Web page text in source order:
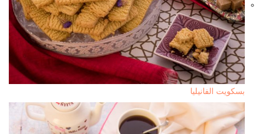
بسكويت الفانيليا